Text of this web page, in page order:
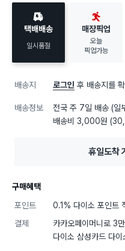
택배배송
일시품절
매장픽업
오늘
픽업가능
배송지 로그인 후 배송지를
배송정보 전국 주 7일 배송 (일
배송비 3,000원
휴일도착
구매혜택
포인트
0.1% 다이소 포인트
결제
카카오페이머니로 3
다이소 삼성카드 다